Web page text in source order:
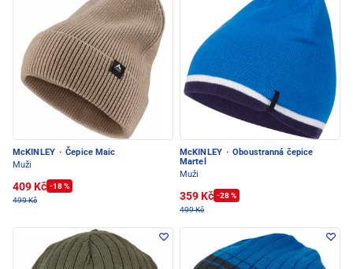
McKINLEY · Čepice Maic
Muži
409 Kč -18 %
499 Kč
McKINLEY · Oboustranná čepice
Martel
Muži
359 Kč -28 %
499 Kč